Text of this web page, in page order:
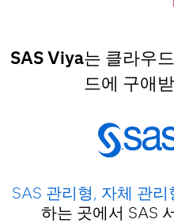
SAS Viya는 클라우
드에 구애
SAS 관리형, 자체 관리
하는 곳에서 SAS